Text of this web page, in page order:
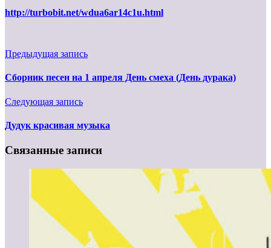
http://turbobit.net/wdua6ar14c1u.html
Предыдущая запись
Сборник песен на 1 апреля День смеха (День дурака)
Следующая запись
Дудук красивая музыка
Связанные записи